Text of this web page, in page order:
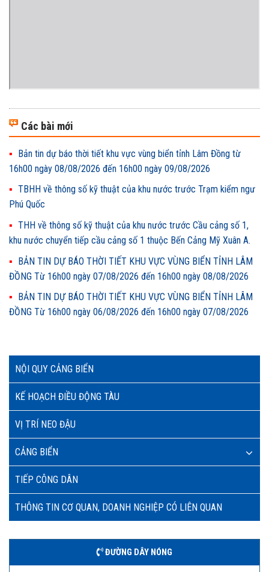
NỘI QUY CẢNG BIỂN
KẾ HOẠCH ĐIỀU ĐỘNG TÀU
VỊ TRÍ NEO ĐẬU
CẢNG BIỂN
TIẾP CÔNG DÂN
THÔNG TIN CƠ QUAN, DOANH NGHIỆP CÓ LIÊN QUAN
ĐƯỜNG DÂY NÓNG
Các bài mới
Bản tin dự báo thời tiết khu vực vùng biển tỉnh Lâm Đồng từ
16h00 ngày 08/08/2026 đến 16h00 ngày 09/08/2026
TBHH về thông số kỹ thuật của khu nước trước Trạm kiểm ngư
Phú Quốc
THH về thông số kỹ thuật của khu nước trước Cầu cảng số 1,
khu nước chuyển tiếp cầu cảng số 1 thuộc Bến Cảng Mỹ Xuân A.
BẢN TIN DỰ BÁO THỜI TIẾT KHU VỰC VÙNG BIỂN TỈNH LÂM
ĐỒNG Từ 16h00 ngày 07/08/2026 đến 16h00 ngày 08/08/2026
BẢN TIN DỰ BÁO THỜI TIẾT KHU VỰC VÙNG BIỂN TỈNH LÂM
ĐỒNG Từ 16h00 ngày 06/08/2026 đến 16h00 ngày 07/08/2026